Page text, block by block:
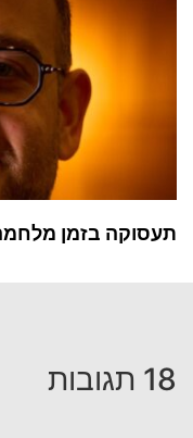
תעסוקה בזמן
18 תגובות